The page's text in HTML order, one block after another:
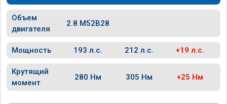
Объем
двигателя
2.8 M52B28
Мощность 193 л.с. 212 л.с. +19 л.с.
Крутящий
момент
280 Нм 305 Нм +25 Нм